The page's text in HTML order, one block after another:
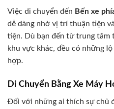
Việc di chuyển đến Bến xe
dễ dàng nhờ vị trí thuận tiện
tiện. Dù bạn đến từ trung tâm
khu vực khác, đều có những
hợp.
Di Chuyển Bằng Xe Máy
Đối với những ai thích sự chủ